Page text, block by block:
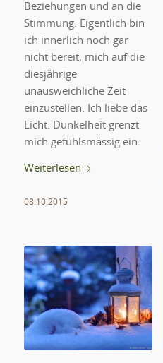
Beziehungen und an die
Stimmung. Eigentlich bin
ich innerlich noch gar
nicht bereit, mich auf die
diesjährige
unausweichliche Zeit
einzustellen. Ich liebe das
Licht. Dunkelheit grenzt
mich gefühlsmässig ein.
Weiterlesen
08.10.2015